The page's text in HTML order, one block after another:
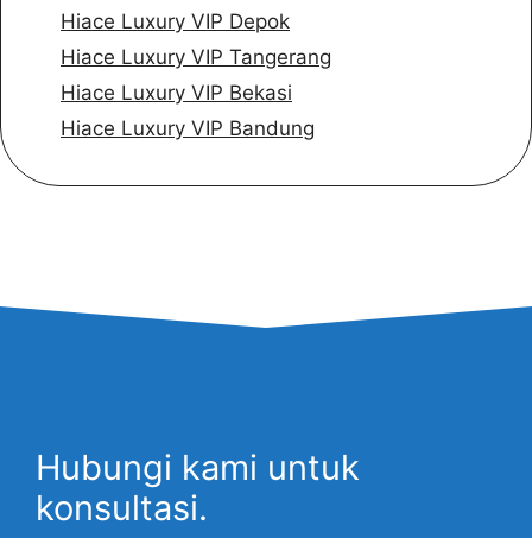
Hiace Luxury VIP Depok
Hiace Luxury VIP Tangerang
Hiace Luxury VIP Bekasi
Hiace Luxury VIP Bandung
Hubungi kami untuk
konsultasi.